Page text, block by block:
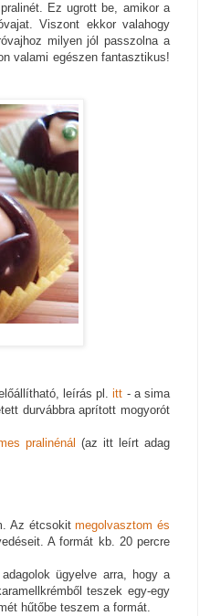
Ez ugrott be, amikor a
Viszont ekkor valahogy
milyen jól passzolna a
valami egészen fantasztikus!
leírás pl.itt - a sima
durvábbra aprított mogyorót
pralinénál (az itt leírt adag
Az étcsokitmegolvasztom és
A formát kb. 20 percre
ügyelve arra, hogy a
teszek egy-egy
hűtőbe teszem a formát.